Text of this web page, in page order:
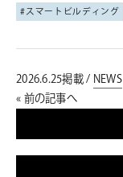
スマートビルディング
2026.6.25掲載 / NEWS
« 前の記事へ